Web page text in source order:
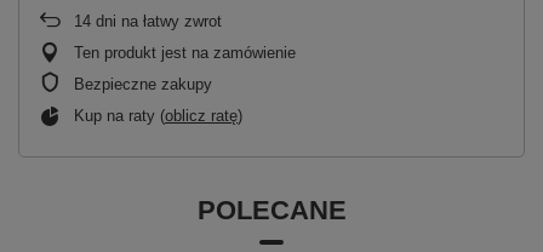
14 dni na łatwy zwrot
Ten produkt jest na zamówienie
Bezpieczne zakupy
Kup na raty (oblicz ratę)
POLECANE